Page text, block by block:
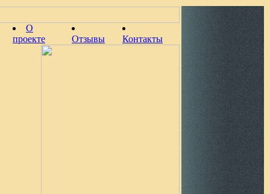
О
проекте
Отзывы Контакты